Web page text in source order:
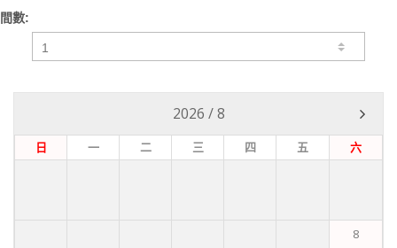
間數:
2026 /8
日 一 二 三 四 五 六
8